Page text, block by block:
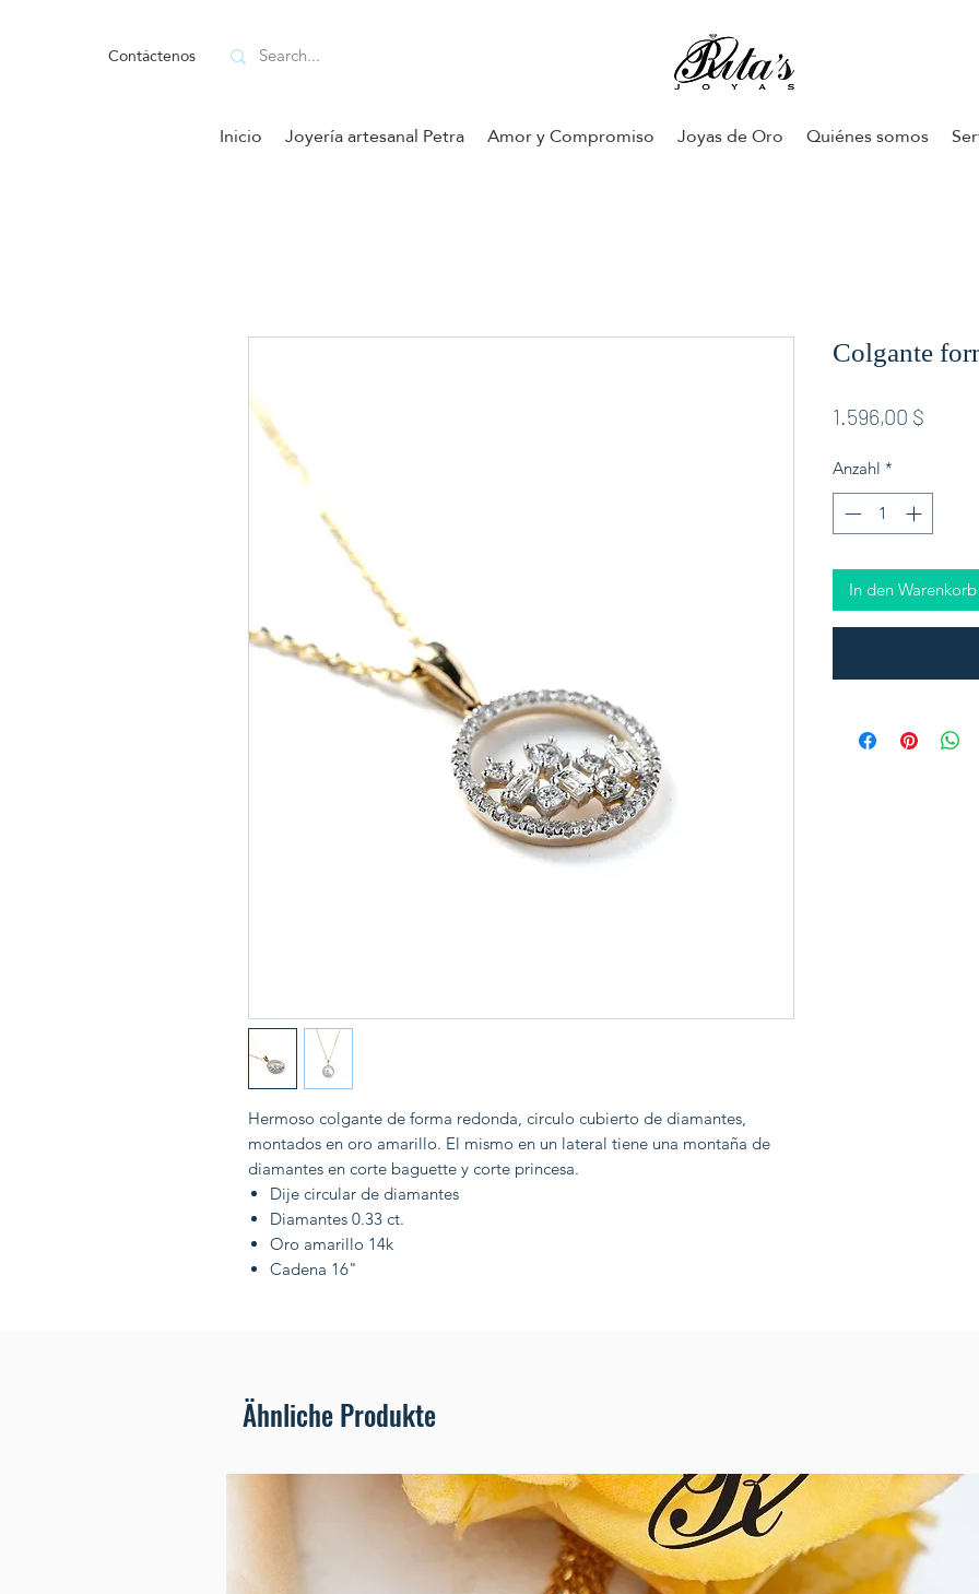
Contáctenos
Inicio Joyería artesanal Petra Amor y Compromiso Joyas de Oro Quiénes somos
Hermoso colgante de forma redonda, circulo cubierto de diamantes,
montados en oro amarillo. El mismo en un lateral tiene una montaña de
diamantes en corte baguette y corte princesa.
Dije circular de diamantes
Diamantes 0.33 ct.
Oro amarillo 14k
Cadena 16"
Colgante
1.596,00 $
Anzahl *
In den Warenkorb
Ähnliche Produkte